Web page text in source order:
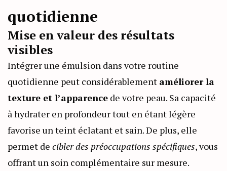
quotidienne
Mise en valeur des résultats
visibles
Intégrer une émulsion dans votre routine
quotidienne peut considérablement améliorer la
texture et l’apparence de votre peau. Sa capacité
à hydrater en profondeur tout en étant légère
favorise un teint éclatant et sain. De plus, elle
permet de cibler des préoccupations spécifiques, vous
offrant un soin complémentaire sur mesure.